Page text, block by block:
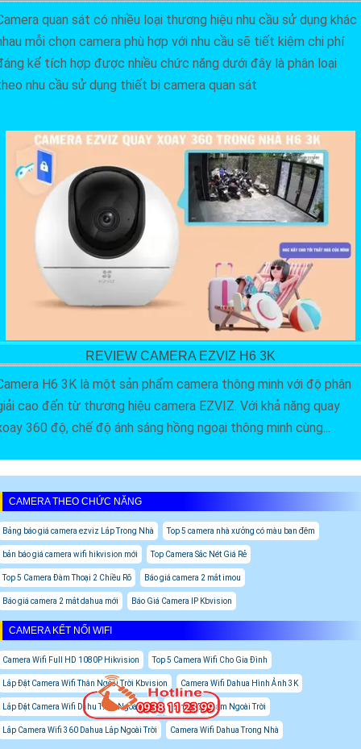
quan sát có nhiều loại thương hiệu nhu cầu sử dụng khác
mỗi chọn camera phù hợp với nhu cầu sẽ tiết kiệm chi phí
kể tích hợp được nhiều chức năng dưới đây là phân loại
nhu cầu sử dụng thiết bị camera quan sát
REVIEW CAMERA EZVIZ H6 3K
H6 3K là một sản phẩm camera thông minh với độ phân
cao đến từ thương hiệu camera EZVIZ. Với khả năng quay
360 độ, chế độ ánh sáng hồng ngoại thông minh cùng...
CAMERA THEO CHỨC NĂNG
Bảng báo giá camera ezviz Lắp Trong Nhà Top 5 camera nhà xưởng có màu ban đêm
bản báo giá camera wifi hikvision mới Top Camera Sắc Nét Giá Rẻ
Top 5 Camera Đàm Thoại 2 Chiều Rõ Báo giá camera 2 mắt imou
Báo giá camera 2 mắt dahua mới Báo Giá Camera IP Kbvision
CAMERA KẾT NỐI WIFI
Camera Wifi Full HD 1080P Hikvision Top 5 Camera Wifi Cho Gia Đình
Lắp Đặt Camera Wifi Thân Ngoài Trời Kbvision Camera Wifi Dahua Hình Ảnh 3K
Lắp Đặt Camera Wifi Dahu Thân Ngoài Trời Camera Ebitcam Ngoài Trời
Lắp Camera Wifi 360 Dahua Lắp Ngoài Trời Camera Wifi Dahua Trong Nhà